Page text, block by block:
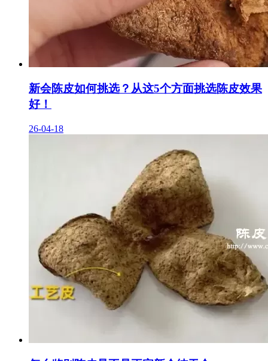
新会陈皮如何挑选？从这5个方面挑选陈皮效果
好！
26-04-18